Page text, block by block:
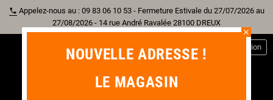
phone Appelez-nous au : 09 83 06 10 53 - Fermeture Estivale du 27/07/2026 au
27/08/2026 - 14 rue André Ravalée 28100 DREUX
Connexion
close
NOUVELLE ADRESSE !
LE MAGASIN